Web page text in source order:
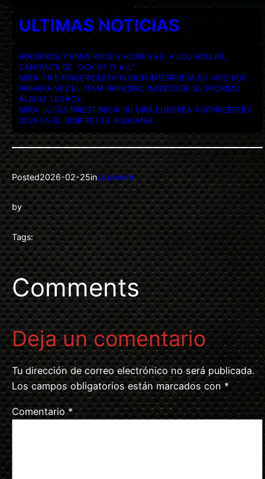
ULTIMAS NOTICIAS
ROCKEROS Y FANS RINDEN HOMENAJE A LOU KOLLER,
CANTANTE DE “SICK OF IT ALL”.
MIRA: FIVE FINGER DEATH PUNCH INTERPRETA EN VIVO POR
PRIMERA VEZ EL TEMA PRINCIPAL INÉDITO DE SU PRÓXIMO
ÁLBUM ‘LEGACY’.
MIRA: JUDAS PRIEST INICIA SU GIRA EUROPEA ‘FAITHKEEPERS’
2026 EN EL BOBFEST DE ALEMANIA.
Posted2026-02-25inLoudwire
by
Tags:
Comments
Deja un comentario
Tu dirección de correo electrónico no será publicada.
Los campos obligatorios están marcados con *
Comentario*